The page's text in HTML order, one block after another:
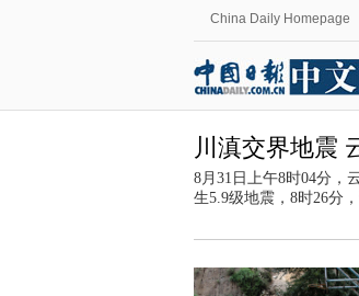
China Daily Homepage
川滇交界地震
8月31日上午8时04分，
生5.9级地震，8时26分